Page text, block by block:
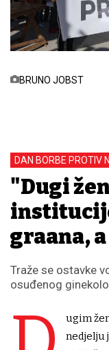
BRUNO JOBST
DAN BORBE PROTIV
"Dugi
građana,
Traže se ostavke
osuđenog
ugim
nedjelju